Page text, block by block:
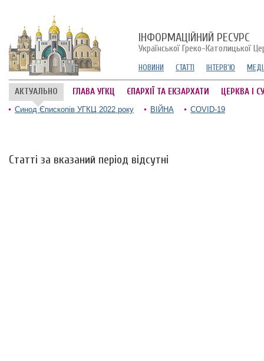
ІНФОРМАЦІЙНИЙ РЕСУРС
Української Греко-Католицької
НОВИНИ СТАТТІ ІНТЕРВ'Ю
АКТУАЛЬНО ГЛАВА УГКЦ ЄПАРХІЇ ТА ЕКЗАРХАТИ ЦЕРКВА І
Синод Єпископів УГКЦ 2022 року ВІЙНА COVID-19
Статті за вказаний період відсутні